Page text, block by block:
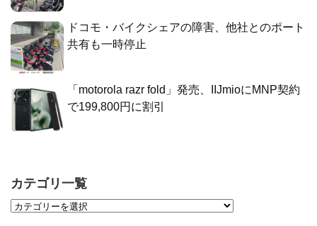
ドコモ・バイクシェアの障害、他社とのポート
共有も一時停止
「motorola razr fold」発売、IIJmioにMNP契約
で199,800円に割引
カテゴリ一覧